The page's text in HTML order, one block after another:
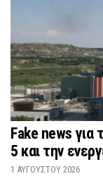
Fake news για
5 και την
1 ΑΥΓΟΎΣΤΟΥ 2026